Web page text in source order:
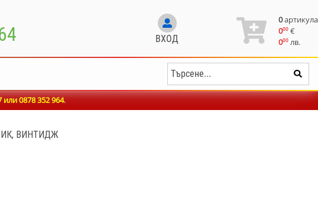
ВХОД
0артикула
000 €
000 лв.
или0878 352 964.
ВИНТИДЖ